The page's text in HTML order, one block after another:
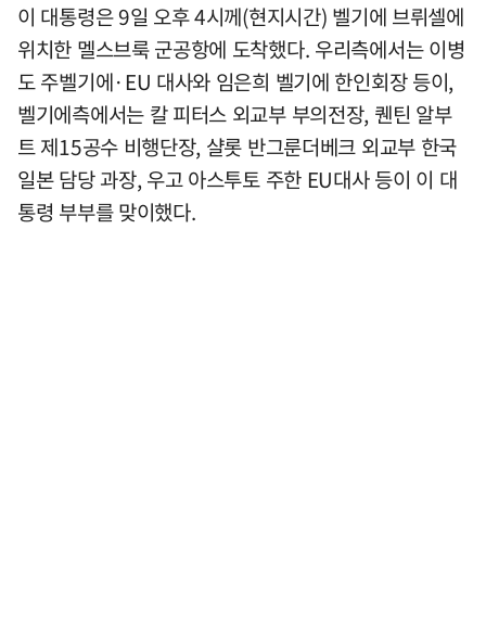
이 대통령은 9일 오후 4시께(현지시간) 벨기에 브뤼셀에
위치한 멜스브룩 군공항에 도착했다. 우리측에서는 이병
도 주벨기에·EU 대사와 임은희 벨기에 한인회장 등이,
벨기에측에서는 칼 피터스 외교부 부의전장, 퀜틴 알부
트 제15공수 비행단장, 샬롯 반그룬더베크 외교부 한국
일본 담당 과장, 우고 아스투토 주한 EU대사 등이 이 대
통령 부부를 맞이했다.